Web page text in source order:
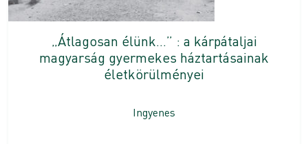
„Átlagosan élünk…” : a kárpátaljai
magyarság gyermekes háztartásainak
életkörülményei
Ingyenes